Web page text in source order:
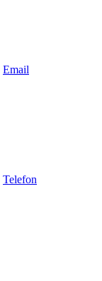
Email
Telefon